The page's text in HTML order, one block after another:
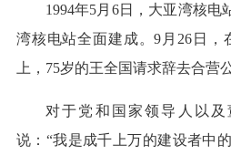
1994年5月6日，大亚湾核电
湾核电站全面建成。9月26日，
上，75岁的王全国请求辞去合营
对于党和国家领导人以
说：“我是成千上万的建设者中